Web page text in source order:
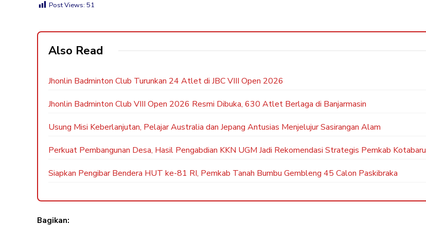
Post Views: 51
Also Read
Jhonlin Badminton Club Turunkan 24 Atlet di JBC VIII Open 2026
Jhonlin Badminton Club VIII Open 2026 Resmi Dibuka, 630 Atlet Berlaga di Banjarmasin
Usung Misi Keberlanjutan, Pelajar Australia dan Jepang Antusias Menjelujur Sasirangan Alam
Perkuat Pembangunan Desa, Hasil Pengabdian KKN UGM Jadi Rekomendasi Strategis Pemkab Kotabaru
Siapkan Pengibar Bendera HUT ke-81 RI, Pemkab Tanah Bumbu Gembleng 45 Calon Paskibraka
Bagikan: